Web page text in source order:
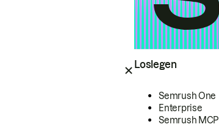
Loslegen
Semrush One
Enterprise
Semrush MCP